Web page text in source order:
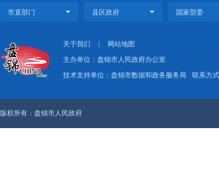
关于我们 网站地图
主办单位：盘锦市人民政府办公室
技术支持单位：盘锦市数据和政务服务局 联系方
版权所有：盘锦市人民政府